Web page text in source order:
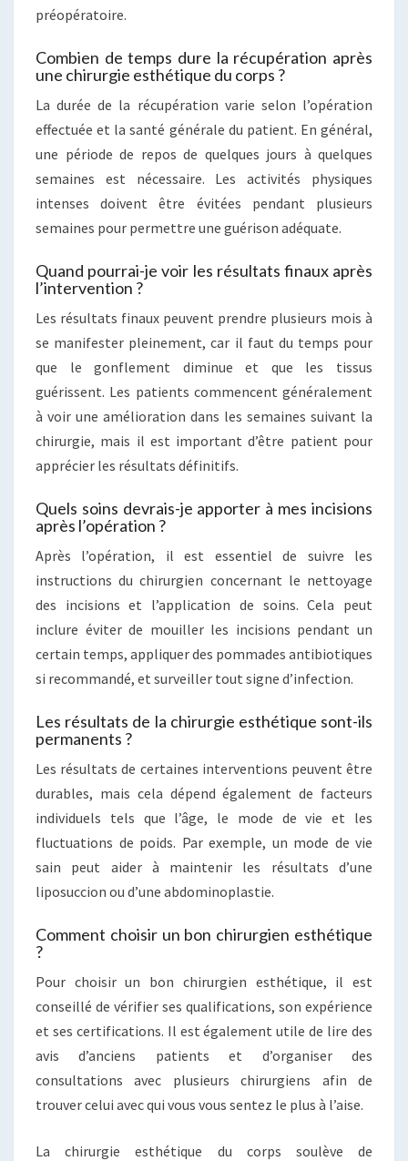
préopératoire.
Combien de temps dure la récupération après
une chirurgie esthétique du corps ?
La durée de la récupération varie selon l’opération
effectuée et la santé générale du patient. En général,
une période de repos de quelques jours à quelques
semaines est nécessaire. Les activités physiques
intenses doivent être évitées pendant plusieurs
semaines pour permettre une guérison adéquate.
Quand pourrai-je voir les résultats finaux après
l’intervention ?
Les résultats finaux peuvent prendre plusieurs mois à
se manifester pleinement, car il faut du temps pour
que le gonflement diminue et que les tissus
guérissent. Les patients commencent généralement
à voir une amélioration dans les semaines suivant la
chirurgie, mais il est important d’être patient pour
apprécier les résultats définitifs.
Quels soins devrais-je apporter à mes incisions
après l’opération ?
Après l’opération, il est essentiel de suivre les
instructions du chirurgien concernant le nettoyage
des incisions et l’application de soins. Cela peut
inclure éviter de mouiller les incisions pendant un
certain temps, appliquer des pommades antibiotiques
si recommandé, et surveiller tout signe d’infection.
Les résultats de la chirurgie esthétique sont-ils
permanents ?
Les résultats de certaines interventions peuvent être
durables, mais cela dépend également de facteurs
individuels tels que l’âge, le mode de vie et les
fluctuations de poids. Par exemple, un mode de vie
sain peut aider à maintenir les résultats d’une
liposuccion ou d’une abdominoplastie.
Comment choisir un bon chirurgien esthétique
?
Pour choisir un bon chirurgien esthétique, il est
conseillé de vérifier ses qualifications, son expérience
et ses certifications. Il est également utile de lire des
avis d’anciens patients et d’organiser des
consultations avec plusieurs chirurgiens afin de
trouver celui avec qui vous vous sentez le plus à l’aise.
La chirurgie esthétique du corps soulève de